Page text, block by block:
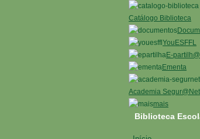
Catálogo Biblioteca
YouESFFL
E-partilh@
Ementa
Academia Segur@Net
mais
Biblioteca